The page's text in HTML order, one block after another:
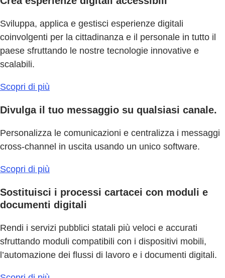
Sviluppa, applica e gestisci esperienze digitali
coinvolgenti per la cittadinanza e il personale in tutto il
paese sfruttando le nostre tecnologie innovative e
scalabili.
Scopri di più
Divulga il tuo messaggio su qualsiasi canale.
Personalizza le comunicazioni e centralizza i messaggi
cross-channel in uscita usando un unico software.
Scopri di più
Sostituisci i processi cartacei con moduli e
documenti digitali
Rendi i servizi pubblici statali più veloci e accurati
sfruttando moduli compatibili con i dispositivi mobili,
l’automazione dei flussi di lavoro e i documenti digitali.